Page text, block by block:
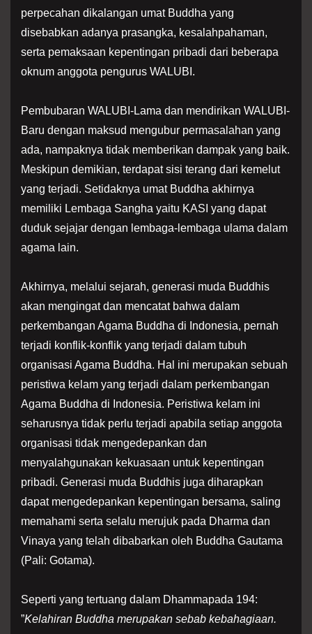
perpecahan dikalangan umat Buddha yang
disebabkan adanya prasangka, kesalahpahaman,
serta pemaksaan kepentingan pribadi dari beberapa
oknum anggota pengurus WALUBI.
Pembubaran WALUBI-Lama dan mendirikan WALUBI-
Baru dengan maksud mengubur permasalahan yang
ada, nampaknya tidak memberikan dampak yang baik.
Meskipun demikian, terdapat sisi terang dari kemelut
yang terjadi. Setidaknya umat Buddha akhirnya
memiliki Lembaga Sangha yaitu KASI yang dapat
duduk sejajar dengan lembaga-lembaga ulama dalam
agama lain.
Akhirnya, melalui sejarah, generasi muda Buddhis
akan mengingat dan mencatat bahwa dalam
perkembangan Agama Buddha di Indonesia, pernah
terjadi konflik-konflik yang terjadi dalam tubuh
organisasi Agama Buddha. Hal ini merupakan sebuah
peristiwa kelam yang terjadi dalam perkembangan
Agama Buddha di Indonesia. Peristiwa kelam ini
seharusnya tidak perlu terjadi apabila setiap anggota
organisasi tidak mengedepankan dan
menyalahgunakan kekuasaan untuk kepentingan
pribadi. Generasi muda Buddhis juga diharapkan
dapat mengedepankan kepentingan bersama, saling
memahami serta selalu merujuk pada Dharma dan
Vinaya yang telah dibabarkan oleh Buddha Gautama
(Pali: Gotama).
Seperti yang tertuang dalam Dhammapada 194:
”Kelahiran Buddha merupakan sebab kebahagiaan.